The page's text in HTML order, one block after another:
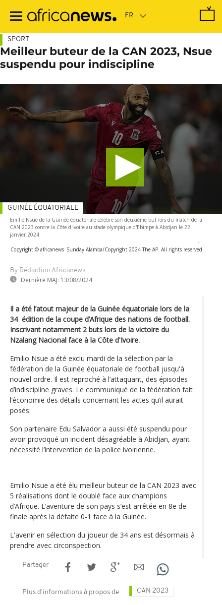
contenu
SPORT
Meilleur buteur de la CAN 2023, Nsue
suspendu pour indiscipline
Emilio Nsue de la Guinée équatoriale célèbre son deuxième but lors du match de la
CAN 2023 contre la Côte d'Ivoire au stade olympique d'Ebimpe à Abidjan le 22
janvier 2024.
-
Copyright © africanews Sunday Alamba/Copyright 2024 The AP. All rights reserved
By Rédaction Africanews
Dernière MAJ: 13/08/2024
GUINÉE ÉQUATORIALE
Il a été l’atout majeur de la Guinée équatoriale lors de la
34 édition de la coupe d’Afrique des nations de football.
Inscrivant notamment 2 buts lors de la victoire du
Nzalang Nacional face à la Côte d'Ivoire.
Emilio Nsue a été exclu mardi de la sélection par la
fédération de la Guinée équatoriale de football jusqu'à
nouvel ordre. Il est reproché à l’attaquant, des épisodes
d’indiscipline graves. Le communiqué de la fédération fait
l’économie des détails concernant les actes qu’il aurait
posés.
Son partenaire Edu Salvador a aussi été suspendu pour
avoir provoqué un incident désagréable à Abidjan, ayant
nécessité l’intervention de la police ivoirienne.
Emilio Nsue a été élu meilleur buteur de la CAN 2023 avec
5 réalisations dont le doublé face aux champions
d’Afrique. L’aventure de son pays s’est arrêtée en 8e de
finale après la défaite 0-1 face à la Guinée.
L'avenir en sélection du joueur de 34 ans est désormais à
prendre avec circonspection.
Partager
Plus d'informations à propos de CAN 2023